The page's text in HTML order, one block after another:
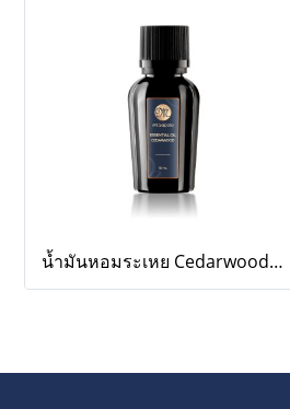
น้ำมันหอมระเหย Cedarwood, 10ml